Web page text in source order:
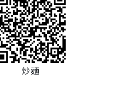
炒麵